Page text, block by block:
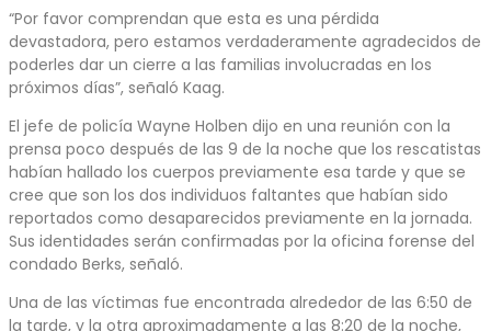
“Por favor comprendan que esta es una pérdida
devastadora, pero estamos verdaderamente agradecidos de
poderles dar un cierre a las familias involucradas en los
próximos días”, señaló Kaag.
El jefe de policía Wayne Holben dijo en una reunión con la
prensa poco después de las 9 de la noche que los rescatistas
habían hallado los cuerpos previamente esa tarde y que se
cree que son los dos individuos faltantes que habían sido
reportados como desaparecidos previamente en la jornada.
Sus identidades serán confirmadas por la oficina forense del
condado Berks, señaló.
Una de las víctimas fue encontrada alrededor de las 6:50 de
la tarde, y la otra aproximadamente a las 8:20 de la noche,